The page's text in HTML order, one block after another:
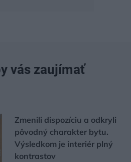
vás zaujímať
Zmenili dispozíciu a odkryli
pôvodný charakter bytu.
Výsledkom je interiér plný
kontrastov